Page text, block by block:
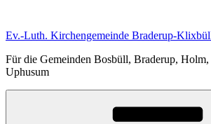
springen
Ev.-Luth. Kirchengemeinde Braderup-
Für die Gemeinden Bosbüll, Braderup,
Uphusum